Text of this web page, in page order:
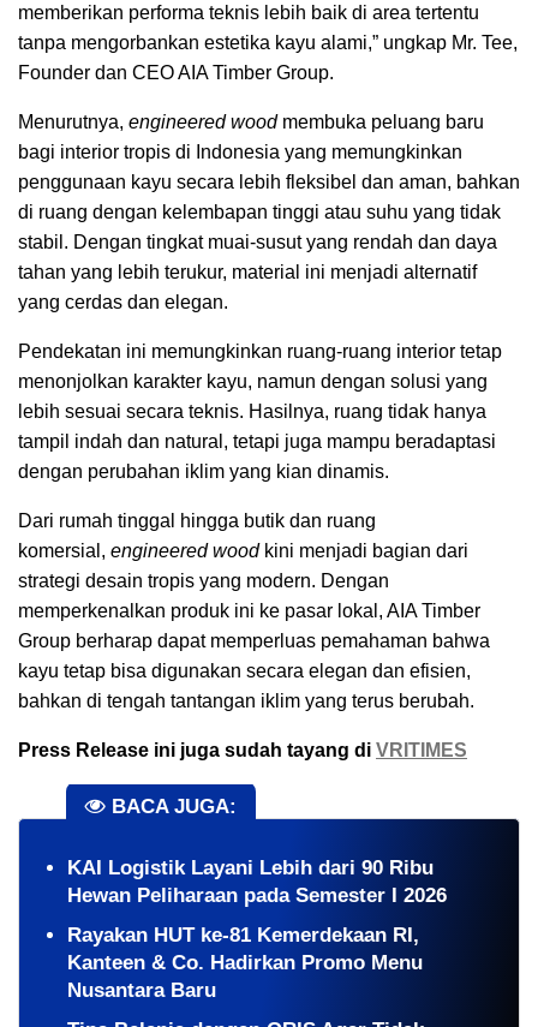
memberikan performa teknis lebih baik di area tertentu
tanpa mengorbankan estetika kayu alami,” ungkap Mr. Tee,
Founder dan CEO AIA Timber Group.
Menurutnya, engineered woodmembuka peluang baru
bagi interior tropis di Indonesia yang memungkinkan
penggunaan kayu secara lebih fleksibel dan aman, bahkan
di ruang dengan kelembapan tinggi atau suhu yang tidak
stabil. Dengan tingkat muai-susut yang rendah dan daya
tahan yang lebih terukur, material ini menjadi alternatif
yang cerdas dan elegan.
Pendekatan ini memungkinkan ruang-ruang interior tetap
menonjolkan karakter kayu, namun dengan solusi yang
lebih sesuai secara teknis. Hasilnya, ruang tidak hanya
tampil indah dan natural, tetapi juga mampu beradaptasi
dengan perubahan iklim yang kian dinamis.
Dari rumah tinggal hingga butik dan ruang
komersial, engineered woodkini menjadi bagian dari
strategi desain tropis yang modern. Dengan
memperkenalkan produk ini ke pasar lokal, AIA Timber
Group berharap dapat memperluas pemahaman bahwa
kayu tetap bisa digunakan secara elegan dan efisien,
bahkan di tengah tantangan iklim yang terus berubah.
Press Release ini juga sudah tayang di VRITIMES
BACA JUGA:
KAI Logistik Layani Lebih dari 90 Ribu
Hewan Peliharaan pada Semester I 2026
Rayakan HUT ke-81 Kemerdekaan RI,
Kanteen & Co. Hadirkan Promo Menu
Nusantara Baru